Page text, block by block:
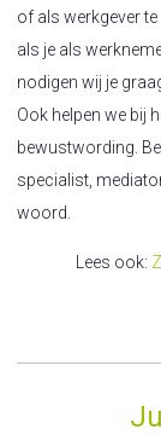
of als werkgever
als je als
nodigen wij je
Ook helpen we bij
bewustwording. Bel
specialist,
woord.
Lees ook: